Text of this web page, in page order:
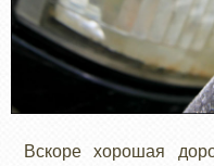
Вскоре хорошая